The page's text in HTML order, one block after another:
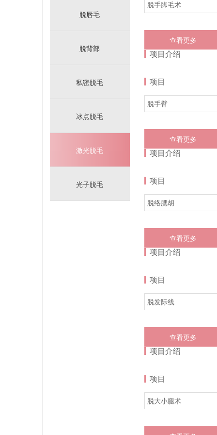
脱唇毛
脱背部
私密脱毛
冰点脱毛
激光脱毛
光子脱毛
脱手脚毛术
查看更多
项目介绍
项目
脱手臂
查看更多
项目介绍
项目
脱络腮胡
查看更多
项目介绍
项目
脱发际线
查看更多
项目介绍
项目
脱大小腿术